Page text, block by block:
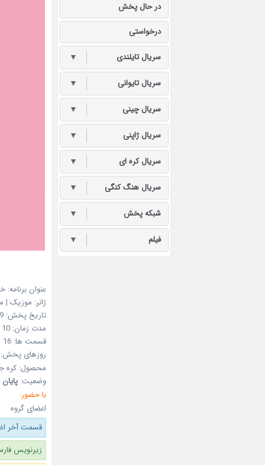
عنوان
ژانر: موزیک |
تاریخ پخش: Feb 15, 2019
مدت زمان: 10 دقیقه
قسمت ها: 16
روزهای پخش:
محصول: کره
وضعیت: پایان
با حضور:
اعضای گروه
قسمت آخر
زیرنویس
در حال پخش
درخواستی
سریال تایلندی ▼
سریال تایوانی ▼
سریال چینی ▼
سریال ژاپنی ▼
سریال کره ای ▼
سریال هنگ کنگی ▼
شبکه پخش ▼
فیلم ▼